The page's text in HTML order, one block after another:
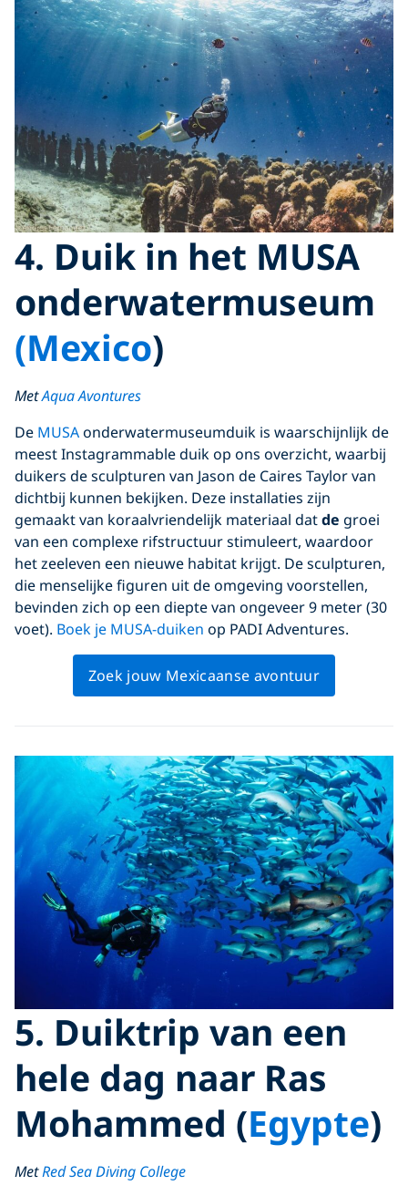
4. Duik in het MUSA
onderwatermuseum
(Mexico)
MetAqua Avontures
De MUSAonderwatermuseumduik is waarschijnlijk de
meest Instagrammable duik op ons overzicht, waarbij
duikers de sculpturen van Jason de Caires Taylor van
dichtbij kunnen bekijken. Deze installaties zijn
gemaakt van koraalvriendelijk materiaal datde groei
van een complexe rifstructuur stimuleert, waardoor
het zeeleven een nieuwe habitat krijgt. De sculpturen,
die menselijke figuren uit de omgeving voorstellen,
bevinden zich op een diepte van ongeveer 9 meter (30
voet). Boek je MUSA-duiken op PADI Adventures.
Zoek jouw Mexicaanse avontuur
5. Duiktrip van een
hele dag naar Ras
Mohammed (Egypte)
MetRed Sea Diving College